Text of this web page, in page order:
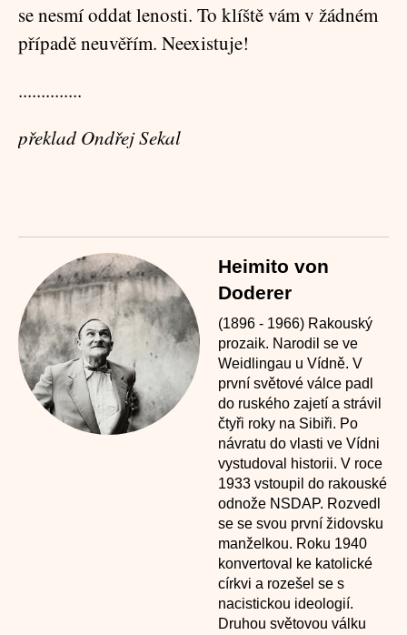
se nesmí oddat lenosti. To klíště vám v žádném
případě neuvěřím. Neexistuje!
..............
překlad Ondřej Sekal
Heimito von
Doderer
(1896 - 1966) Rakouský
prozaik. Narodil se ve
Weidlingau u Vídně. V
první světové válce padl
do ruského zajetí a strávil
čtyři roky na Sibiři. Po
návratu do vlasti ve Vídni
vystudoval historii. V roce
1933 vstoupil do rakouské
odnože NSDAP. Rozvedl
se se svou první židovsku
manželkou. Roku 1940
konvertoval ke katolické
církvi a rozešel se s
nacistickou ideologií.
Druhou světovou válku